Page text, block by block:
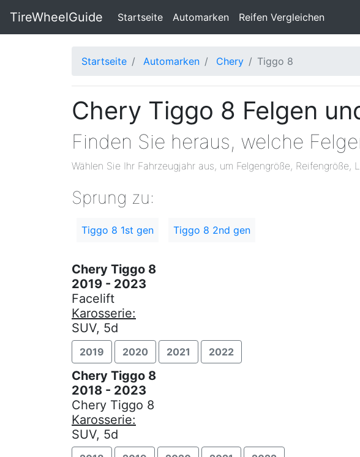
TireWheelGuide Startseite(current)
Automarken Reifen Vergleichen
Startseite Automarken Chery Tiggo 8
Chery Tiggo 8 Felgen
Finden Sie heraus, welche
Wählen Sie Ihr Fahrzeugjahr aus, um Felgengröße,
Sprung zu:
Tiggo 8 1st gen Tiggo 8 2nd gen
Chery Tiggo 8
2019 - 2023
Facelift
Karosserie:
SUV, 5d
2019 2020 2021 2022
Chery Tiggo 8
2018 - 2023
Chery Tiggo 8
Karosserie:
SUV, 5d